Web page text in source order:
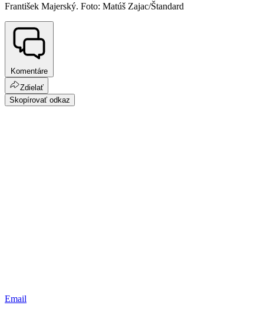
František Majerský. Foto: Matúš Zajac/Štandard
Komentáre
Zdielať
Skopírovať odkaz
Email